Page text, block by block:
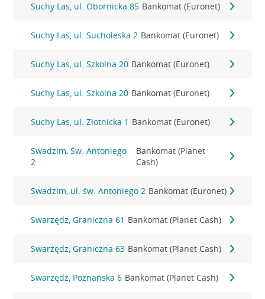
Suchy Las, ul. Obornicka 85 Bankomat (Euronet)
Suchy Las, ul. Sucholeska 2 Bankomat (Euronet)
Suchy Las, ul. Szkolna 20 Bankomat (Euronet)
Suchy Las, ul. Szkolna 20 Bankomat (Euronet)
Suchy Las, ul. Złotnicka 1 Bankomat (Euronet)
Swadzim, Św. Antoniego
2
Bankomat (Planet
Cash)
Swadzim, ul. św. Antoniego 2 Bankomat (Euronet)
Swarzędz, Graniczna 61 Bankomat (Planet Cash)
Swarzędz, Graniczna 63 Bankomat (Planet Cash)
Swarzędz, Poznańska 6 Bankomat (Planet Cash)